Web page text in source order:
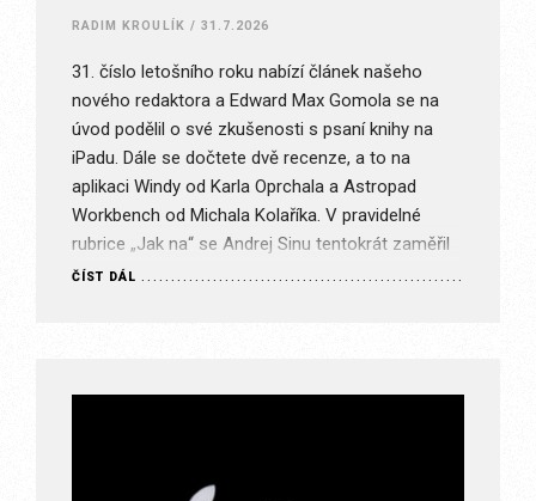
RADIM KROULÍK / 31.7.2026
31. číslo letošního roku nabízí článek našeho
nového redaktora a Edward Max Gomola se na
úvod podělil o své zkušenosti s psaní knihy na
iPadu. Dále se dočtete dvě recenze, a to na
aplikaci Windy od Karla Oprchala a Astropad
Workbench od Michala Kolaříka. V pravidelné
rubrice „Jak na“ se Andrej Sinu tentokrát zaměřil
na…
ČÍST DÁL